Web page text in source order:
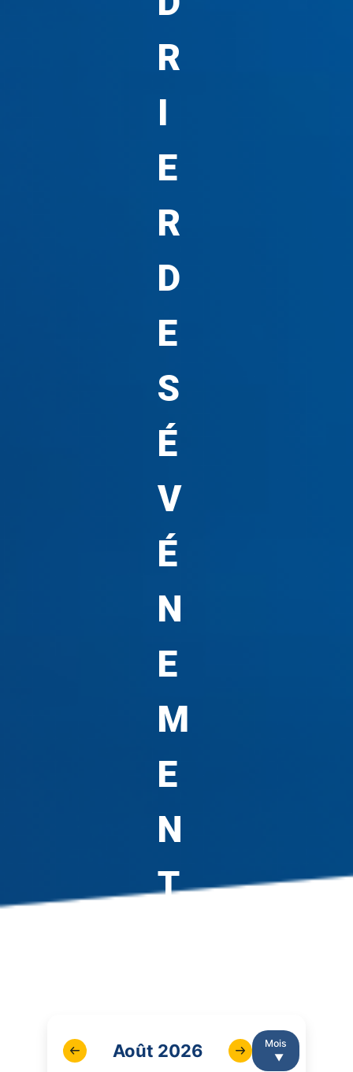
R
I
E
R
D
E
S
É
V
É
N
E
M
E
N
T
Août 2026
Mois
▼